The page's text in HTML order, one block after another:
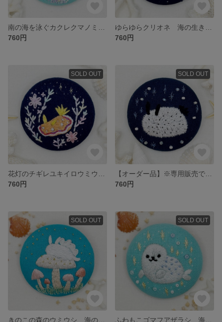
760円
760円
SOLD OUT
760円
SOLD OUT
760円
SOLD OUT SOLD OUT